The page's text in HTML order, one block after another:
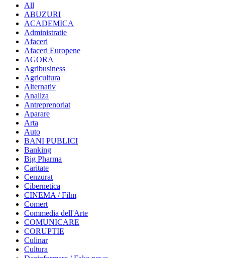
All
ABUZURI
ACADEMICA
Administratie
Afaceri
Afaceri Europene
AGORA
Agribusiness
Agricultura
Alternativ
Analiza
Antreprenoriat
Aparare
Arta
Auto
BANI PUBLICI
Banking
Big Pharma
Caritate
Cenzurat
Cibernetica
CINEMA / Film
Comert
Commedia dell'Arte
COMUNICARE
CORUPTIE
Culinar
Cultura